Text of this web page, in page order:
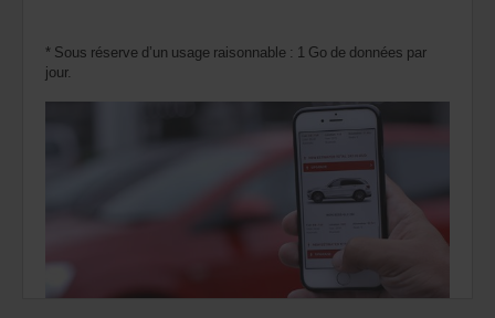
* Sous réserve d’un usage raisonnable : 1 Go de données par
jour.